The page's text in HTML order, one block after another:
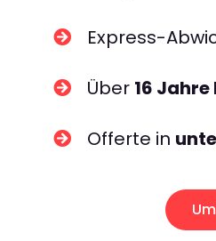
Express-
Über 16
Offerte in